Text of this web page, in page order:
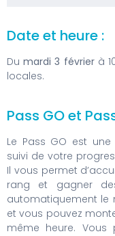
Date et heure :
Dumardi 3 févrierà
locales.
Pass GO et
Le Pass GO est
suivi de votre
Il vous permet
rang et gagner
automatiquement le
et vous pouvez
même heure. Vous